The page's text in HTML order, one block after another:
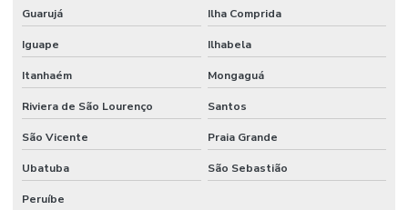
SERVIÇO DE
PATRIMONIAL
SERVIÇO DE
SEGURANÇA
PESSOAL
PRIVADA
SERVIÇO DE
SEGURANÇA
PRIVADA
Guarujá Ilha Comprida
Iguape Ilhabela
Itanhaém Mongaguá
Riviera de São Lourenço Santos
São Vicente Praia Grande
Ubatuba São Sebastião
Peruíbe